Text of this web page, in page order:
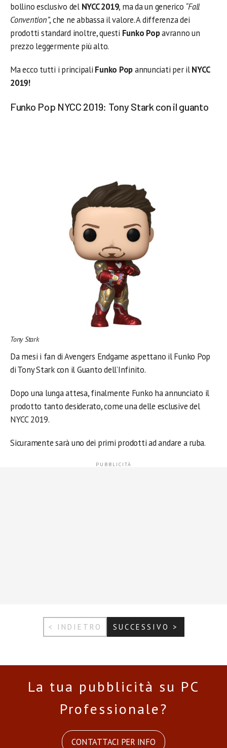
bollino esclusivo del NYCC 2019, ma da un generico “Fall
Convention”, che ne abbassa il valore. A differenza dei
prodotti standard inoltre, questi Funko Popavranno un
prezzo leggermente più alto.
Ma ecco tutti i principali Funko Popannunciati per ilNYCC
2019!
Funko Pop NYCC 2019: Tony Stark con il guanto
Tony Stark
Da mesi i fan di Avengers Endgame aspettano il Funko Pop
di Tony Stark con il Guanto dell’Infinito.
Dopo una lunga attesa, finalmente Funko ha annunciato il
prodotto tanto desiderato, come una delle esclusive del
NYCC 2019.
Sicuramente sarà uno dei primi prodotti ad andare a ruba.
< INDIETRO SUCCESSIVO >
La tua pubblicità su PC
Professionale?
CONTATTACI PER INFO